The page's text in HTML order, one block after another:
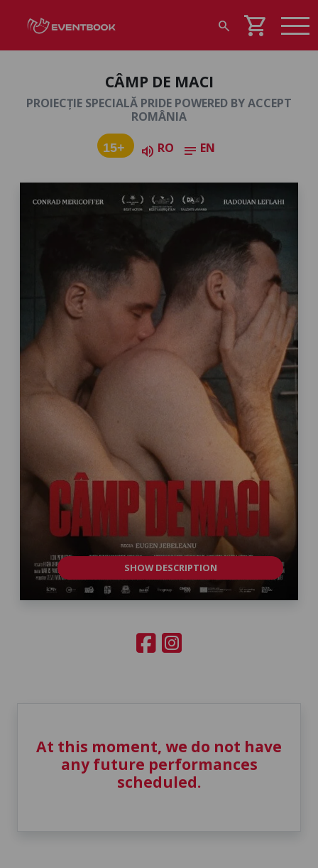
search shopping_cart
CÂMP DE MACI
PROIECȚIE SPECIALĂ PRIDE POWERED BY ACCEPT
ROMÂNIA
15+ volume_up RO notes EN
SHOW DESCRIPTION
At this moment, we do not have
any future performances
scheduled.